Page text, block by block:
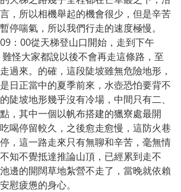
，所以相機舉起的機會很少，但是辛苦
停喘氣，所以我們行走的速度極慢。
：00從天梯登山口開始，走到下午
怪大家都說以後不會再走這條路，至
過來。的確，這段陡坡雖無危險地形，
日正當中的夏季前來，水壺恐怕要背不
陡坡地形幾乎沒有冷場，中間只有二、
，其中一個以帆布搭建的獵寮處最開
喝停留較久，之後愈走愈慢，這防火巷
，這一路走來只有無聊和辛苦，毫無情
知不覺抵達推論山頂，已經累到走不
邊的開闊草地紮營不走了，當晚就依賴
慰疲憊的身心。